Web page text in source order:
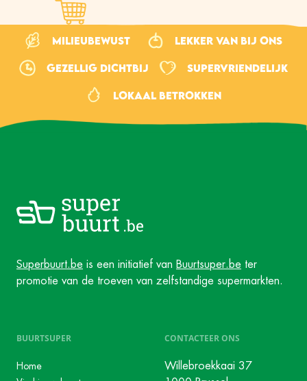
Milieubewust Lekker van bij ons
Gezellig dichtbij Supervriendelijk
Lokaal betrokken
Superbuurt.be is een initiatief van Buurtsuper.be ter
promotie van de troeven van zelfstandige supermarkten.
BUURTSUPER
Home
CONTACTEER ONS
Willebroekkaai 37